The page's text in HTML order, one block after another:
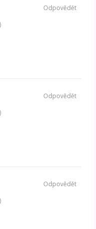
Odpovědět
Odpovědět
Odpovědět